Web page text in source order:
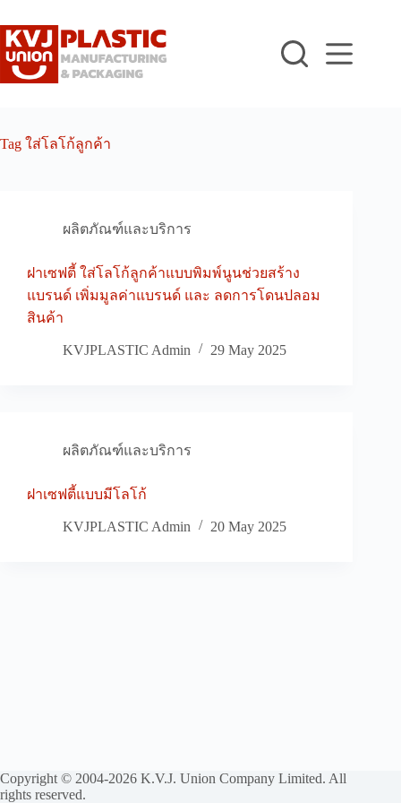
to
content
Tag ใส่โลโก้ลูกค้า
ผลิตภัณฑ์และบริการ
ฝาเซฟตี้ ใส่โลโก้ลูกค้าแบบพิมพ์นูนช่วยสร้าง
แบรนด์ เพิ่มมูลค่าแบรนด์ และ ลดการโดนปลอม
สินค้า
KVJPLASTIC Admin 29 May 2025
ผลิตภัณฑ์และบริการ
ฝาเซฟตี้แบบมีโลโก้
KVJPLASTIC Admin 20 May 2025
Copyright © 2004-2026 K.V.J. Union Company Limited. All
rights reserved.